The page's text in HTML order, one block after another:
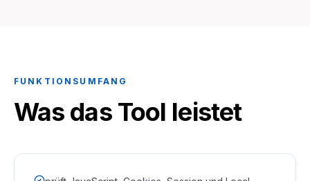
FUNKTIONSUMFANG
Was das Tool leistet